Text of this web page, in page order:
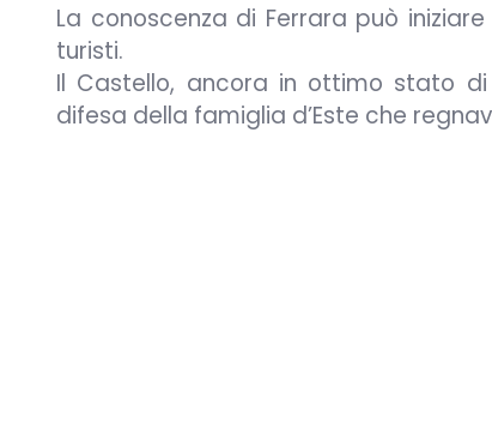
La conoscenza di Ferrara può
turisti.
Il Castello, ancora in ottimo stato
difesa della famiglia d’Este che